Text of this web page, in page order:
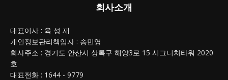
회사소개
대표이사 : 육 성 재
개인정보관리책임자 : 송민영
회사주소 : 경기도 안산시 상록구 해양3로 15 시그니처타워 2020
호
대표전화 : 1644 - 9779